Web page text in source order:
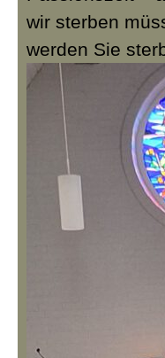
wir sterben
werden Sie